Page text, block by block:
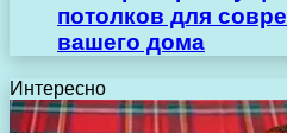
потолков для
вашего дома
Интересно